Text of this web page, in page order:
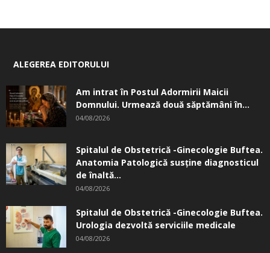
ALEGEREA EDITORULUI
Am intrat în Postul Adormirii Maicii
Domnului. Urmează două săptămâni în...
04/08/2026
Spitalul de Obstetrică -Ginecologie Buftea.
Anatomia Patologică susţine diagnosticul
de înaltă...
04/08/2026
Spitalul de Obstetrică -Ginecologie Buftea.
Urologia dezvoltă serviciile medicale
04/08/2026